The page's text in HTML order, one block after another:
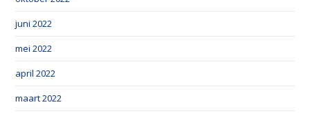
juni 2022
mei 2022
april 2022
maart 2022